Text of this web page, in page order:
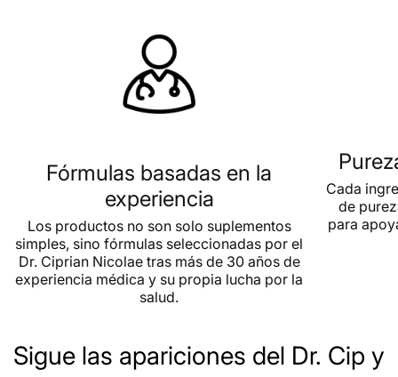
Fórmulas basadas en la
experiencia
Los productos no son solo suplementos
simples, sino fórmulas seleccionadas por el
Dr. Ciprian Nicolae tras más de 30 años de
experiencia médica y su propia lucha por la
salud.
Cada
de
para
Sigue las apariciones del Dr. Cip y